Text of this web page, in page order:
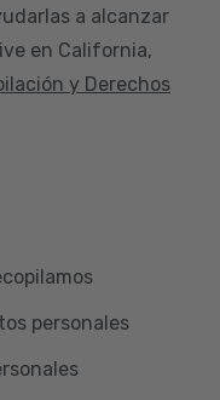
a alcanzar
en California,
y Derechos
personales